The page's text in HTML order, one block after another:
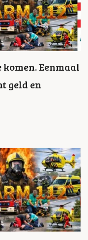
Eenmaal
geld en